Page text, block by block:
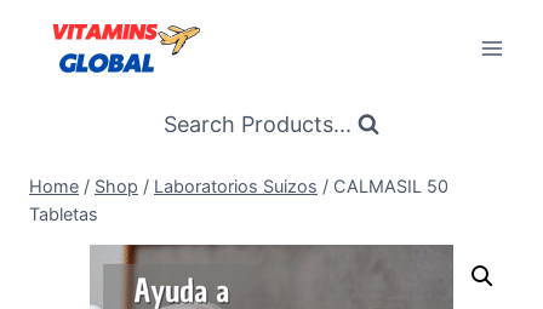
content
Search Products...
Home / Shop / Laboratorios Suizos / CALMASIL 50
Tabletas